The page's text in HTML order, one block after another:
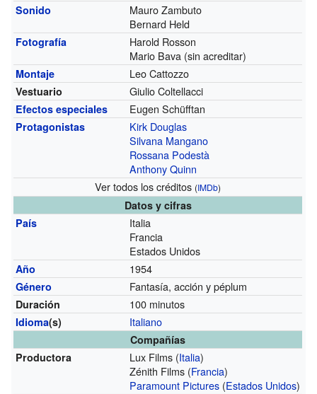
Sonido
Mauro Zambuto
Bernard Held
Fotografía
Harold Rosson
Mario Bava (sin acreditar)
Montaje Leo Cattozzo
Vestuario Giulio Coltellacci
Efectos especiales Eugen Schüfftan
Protagonistas
Kirk Douglas
Silvana Mangano
Rossana Podestà
Anthony Quinn
Ver todos los créditos (IMDb)
Datos y cifras
País
Italia
Francia
Estados Unidos
Año 1954
Género Fantasía, acción y péplum
Duración 100 minutos
Idioma(s) Italiano
Compañías
Productora
Lux Films (Italia)
Zénith Films (Francia)
Paramount Pictures (Estados Unidos)